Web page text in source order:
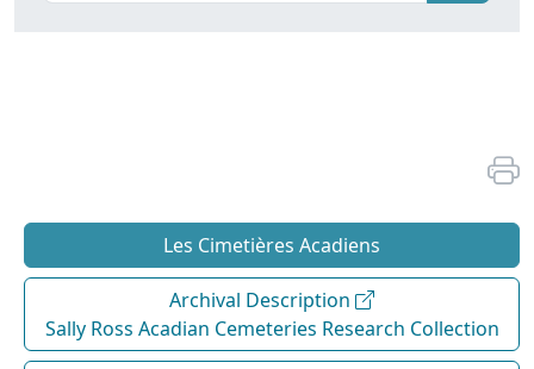
Les Cimetières Acadiens
Archival Description
Sally Ross Acadian Cemeteries Research Collection